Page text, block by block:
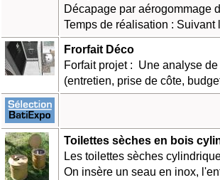
Décapage par aérogommage
Temps de réalisation :
Frorfait Déco
Forfait projet : Une analyse
(entretien, prise de côte,
Toilettes sèches en bois
Les toilettes sèches
On insère un seau en inox,